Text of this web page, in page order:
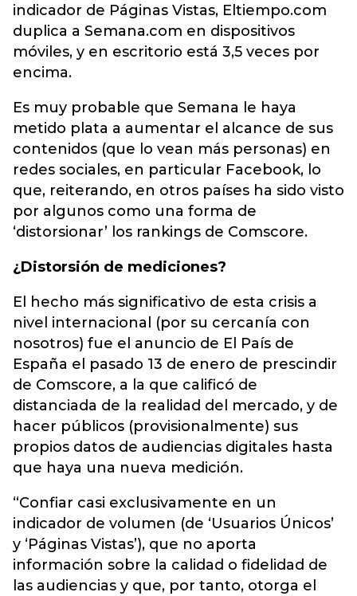
indicador de Páginas Vistas, Eltiempo.com
duplica a Semana.com en dispositivos
móviles, y en escritorio está 3,5 veces por
encima.
Es muy probable que Semana le haya
metido plata a aumentar el alcance de sus
contenidos (que lo vean más personas) en
redes sociales, en particular Facebook, lo
que, reiterando, en otros países ha sido visto
por algunos como una forma de
‘distorsionar’ los rankings de Comscore.
¿Distorsión de mediciones?
El hecho más significativo de esta crisis a
nivel internacional (por su cercanía con
nosotros) fue el anuncio de El País de
España el pasado 13 de enero de prescindir
de Comscore, a la que calificó de
distanciada de la realidad del mercado, y de
hacer públicos (provisionalmente) sus
propios datos de audiencias digitales hasta
que haya una nueva medición.
“Confiar casi exclusivamente en un
indicador de volumen (de ‘Usuarios Únicos’
y ‘Páginas Vistas’), que no aporta
información sobre la calidad o fidelidad de
las audiencias y que, por tanto, otorga el